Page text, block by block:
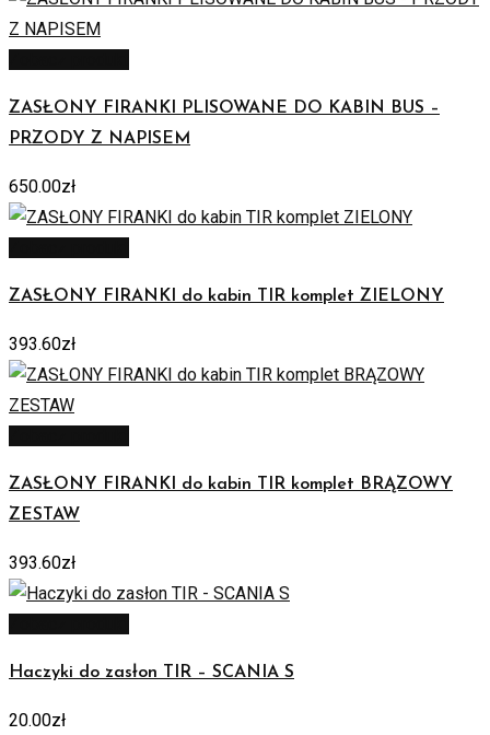
ZASŁONY FIRANKI PLISOWANE DO KABIN BUS –
PRZODY Z NAPISEM
650.00zł
ZASŁONY FIRANKI do kabin TIR komplet ZIELONY
393.60zł
ZASŁONY FIRANKI do kabin TIR komplet BRĄZOWY
ZESTAW
393.60zł
Haczyki do zasłon TIR – SCANIA S
20.00zł